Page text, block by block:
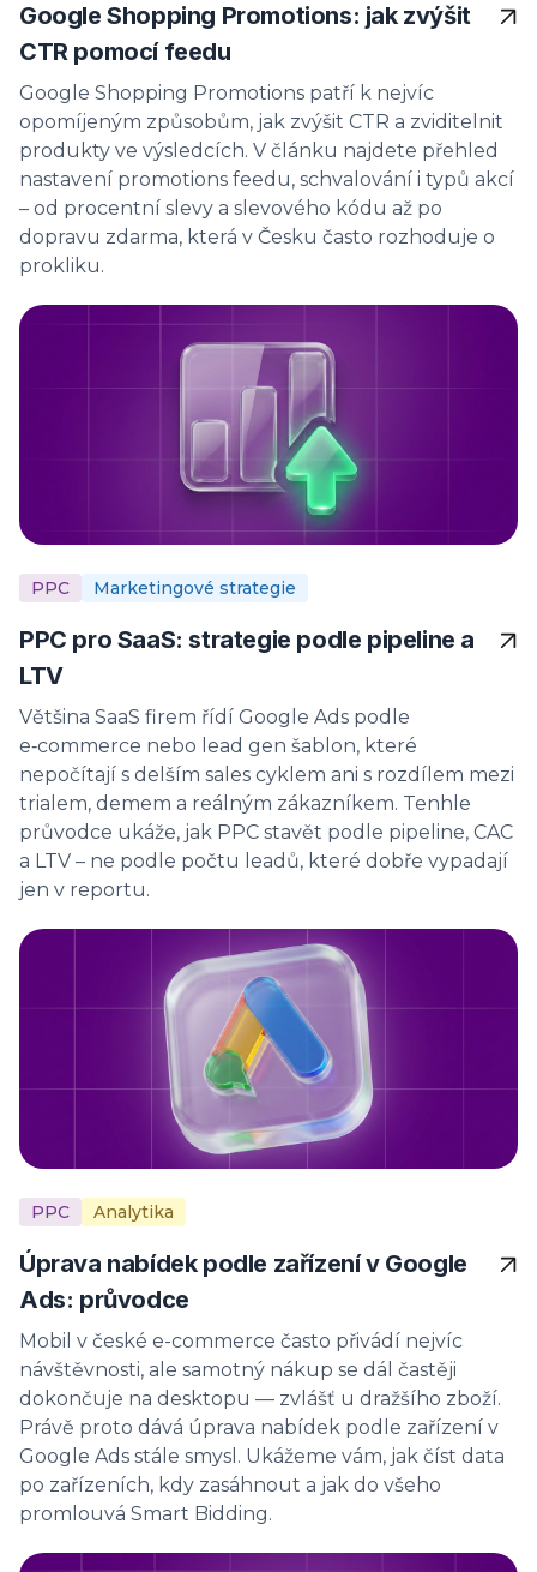
Google Shopping Promotions: jak zvýšit
CTR pomocí feedu
Google Shopping Promotions patří k nejvíc
opomíjeným způsobům, jak zvýšit CTR a zviditelnit
produkty ve výsledcích. V článku najdete přehled
nastavení promotions feedu, schvalování i typů akcí
– od procentní slevy a slevového kódu až po
dopravu zdarma, která v Česku často rozhoduje o
prokliku.
PPC Marketingové strategie
PPC pro SaaS: strategie podle pipeline a
LTV
Většina SaaS firem řídí Google Ads podle
e‑commerce nebo lead gen šablon, které
nepočítají s delším sales cyklem ani s rozdílem mezi
trialem, demem a reálným zákazníkem. Tenhle
průvodce ukáže, jak PPC stavět podle pipeline, CAC
a LTV – ne podle počtu leadů, které dobře vypadají
jen v reportu.
PPC Analytika
Úprava nabídek podle zařízení v Google
Ads: průvodce
Mobil v české e-commerce často přivádí nejvíc
návštěvnosti, ale samotný nákup se dál častěji
dokončuje na desktopu — zvlášť u dražšího zboží.
Právě proto dává úprava nabídek podle zařízení v
Google Ads stále smysl. Ukážeme vám, jak číst data
po zařízeních, kdy zasáhnout a jak do všeho
promlouvá Smart Bidding.